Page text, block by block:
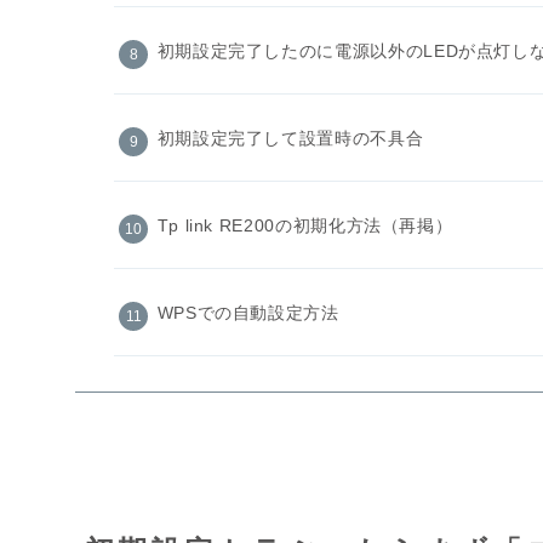
初期設定完了したのに電源以外のLEDが点灯し
初期設定完了して設置時の不具合
Tp link RE200の初期化方法（再掲）
WPSでの自動設定方法